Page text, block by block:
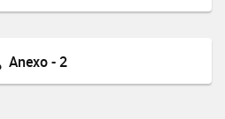
Anexo - 2